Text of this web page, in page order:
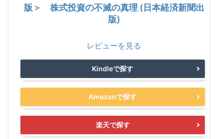
版＞ 株式投資の不滅の真理 (日本経済新聞出
版)
レビューを見る
Kindleで探す
Amazonで探す
楽天で探す